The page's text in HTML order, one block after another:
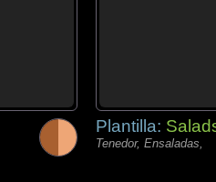
Plantilla:
Tenedor, Ensaladas,